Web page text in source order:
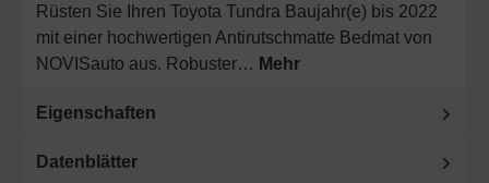
Rüsten Sie Ihren Toyota Tundra Baujahr(e) bis 2022
mit einer hochwertigen Antirutschmatte Bedmat von
NOVISauto aus. Robuster… Mehr
Eigenschaften
Datenblätter